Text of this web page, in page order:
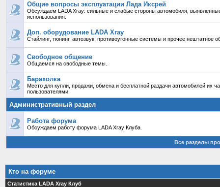
Общие вопросы эксплуатации Лада Иксрей
Обсуждаем LADA Xray: сильные и слабые стороны автомобиля,
использования.
Доп. оборудование LADA Xray
Стайлинг, тюнинг, автозвук, противоугонные системы и прочее нештатное
Свободное общение
Общаемся на свободные темы.
Барахолка
Место для купли, продажи, обмена и бесплатной раздачи автомобилей их
пользователями.
Административный раздел
Работа форума
Обсуждаем работу форума LADA Xray Клуба.
Все разделы
Кто на форуме
Статистика LADA Xray Клуб